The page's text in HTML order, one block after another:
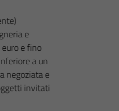
e
e fino
a un
negoziata e
invitati